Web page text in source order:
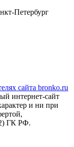
Петербург
сайта bronko.ru
интернет-сайт
и ни при
ГК РФ.